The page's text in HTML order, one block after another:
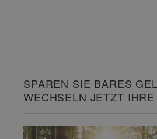
SPAREN SIE BARES
WECHSELN JETZT